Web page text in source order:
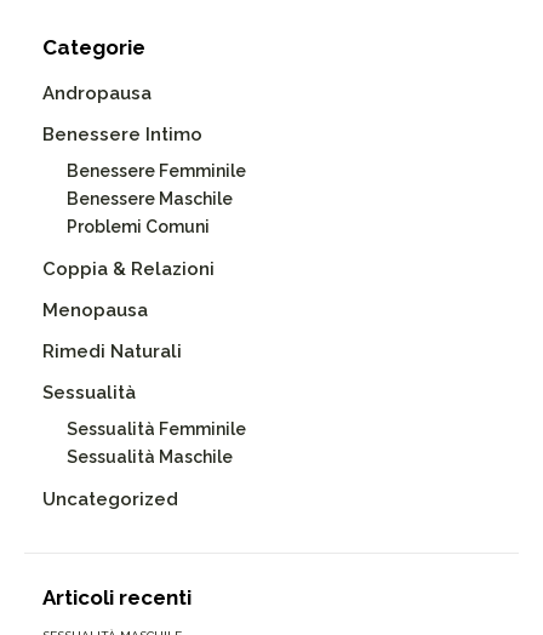
Categorie
Andropausa
Benessere Intimo
Benessere Femminile
Benessere Maschile
Problemi Comuni
Coppia & Relazioni
Menopausa
Rimedi Naturali
Sessualità
Sessualità Femminile
Sessualità Maschile
Uncategorized
Articoli recenti